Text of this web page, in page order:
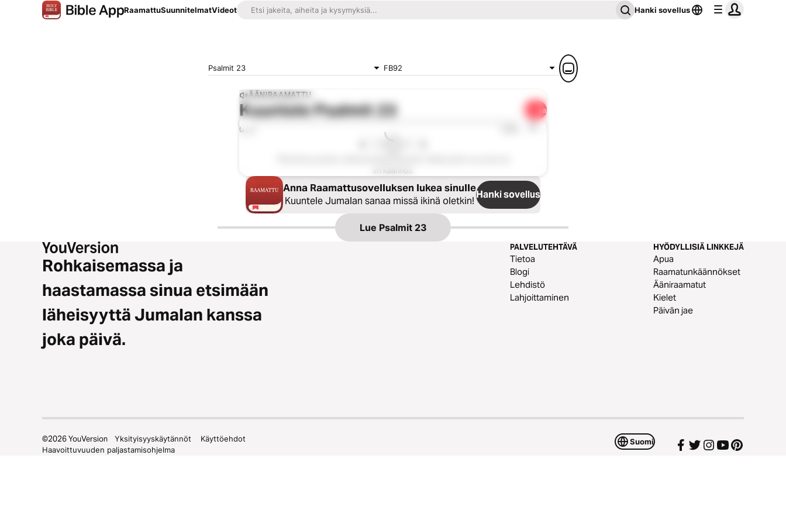
RaamattuSuunnitelmatVideot Hanki sovellus
Psalmit 23 FB92
ÄÄNIRAAMATTU
KuuntelePsalmit 23 Jaa
0:00 1x
eri käännös.
Anna Raamattusovelluksen lukea sinulle
Kuuntele Jumalan sanaa missä ikinä oletkin!Hanki sovellus
Lue Psalmit 23
Rohkaisemassa ja
haastamassa sinua etsimään
läheisyyttä Jumalan kanssa
joka päivä.
PALVELUTEHTÄVÄ
Tietoa
Blogi
Lehdistö
Lahjoittaminen
HYÖDYLLISIÄ LINKKEJÄ
Apua
Raamatunkäännökset
Ääniraamatut
Kielet
Päivän jae
Suomi
©2026YouVersion Yksityisyyskäytännöt
Käyttöehdot
Haavoittuvuuden paljastamisohjelma